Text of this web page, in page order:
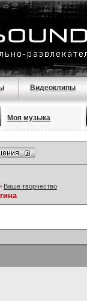
Видеоклипы
Моя музыка
Ваше творчество